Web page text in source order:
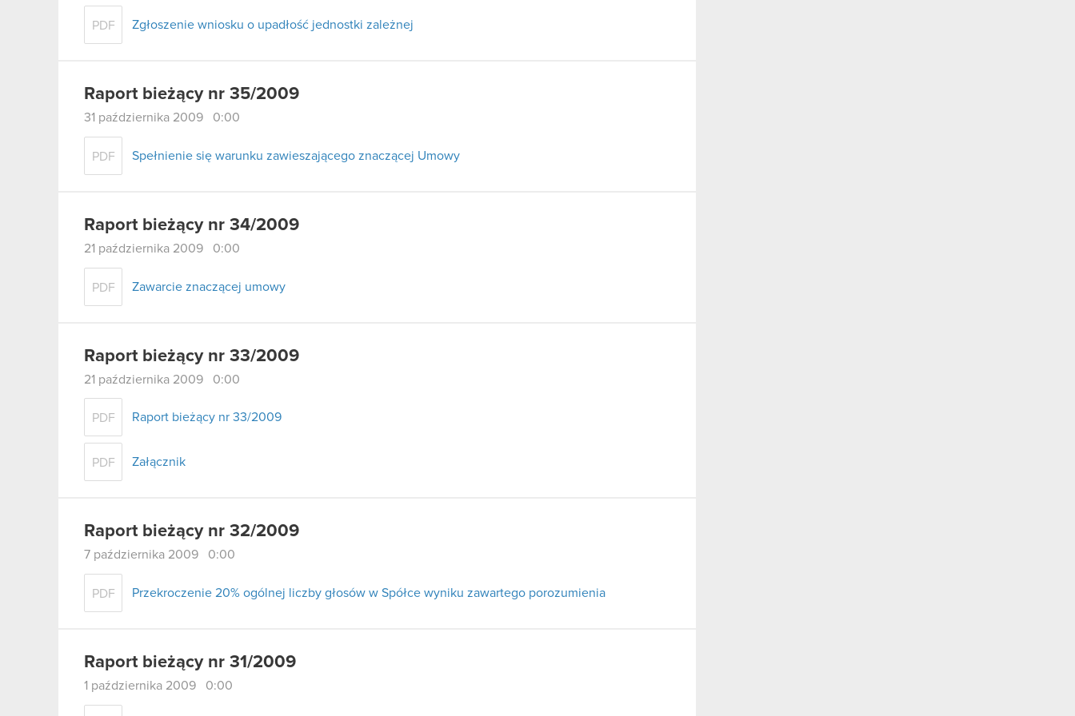
PDF Zgłoszenie wniosku o upadłość jednostki zależnej
Raport bieżący nr 35/2009
31 października 2009 0:00
PDF Spełnienie się warunku zawieszającego znaczącej Umowy
Raport bieżący nr 34/2009
21 października 2009 0:00
PDF Zawarcie znaczącej umowy
Raport bieżący nr 33/2009
21 października 2009 0:00
PDF Raport bieżący nr 33/2009
PDF Załącznik
Raport bieżący nr 32/2009
7 października 2009 0:00
PDF Przekroczenie 20% ogólnej liczby głosów w Spółce wyniku zawartego porozumienia
Raport bieżący nr 31/2009
1 października 2009 0:00